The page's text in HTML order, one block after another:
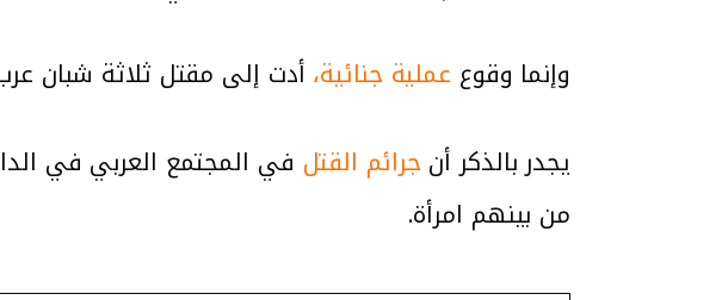
وإنما وقوع عملية جنائية، أدت إلى مقتل ثلاثة شبان
يجدر بالذكر أن جرائم القتل
من بينهم امرأة.